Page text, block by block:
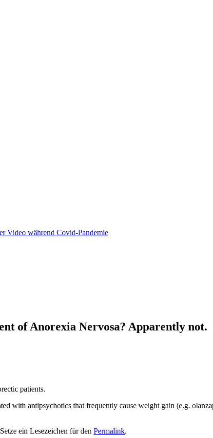
Video während Covid-Pandemie
of Anorexia Nervosa? Apparently not.
patients.
with antipsychotics that frequently cause weight gain (e.g.
ein Lesezeichen für den Permalink.